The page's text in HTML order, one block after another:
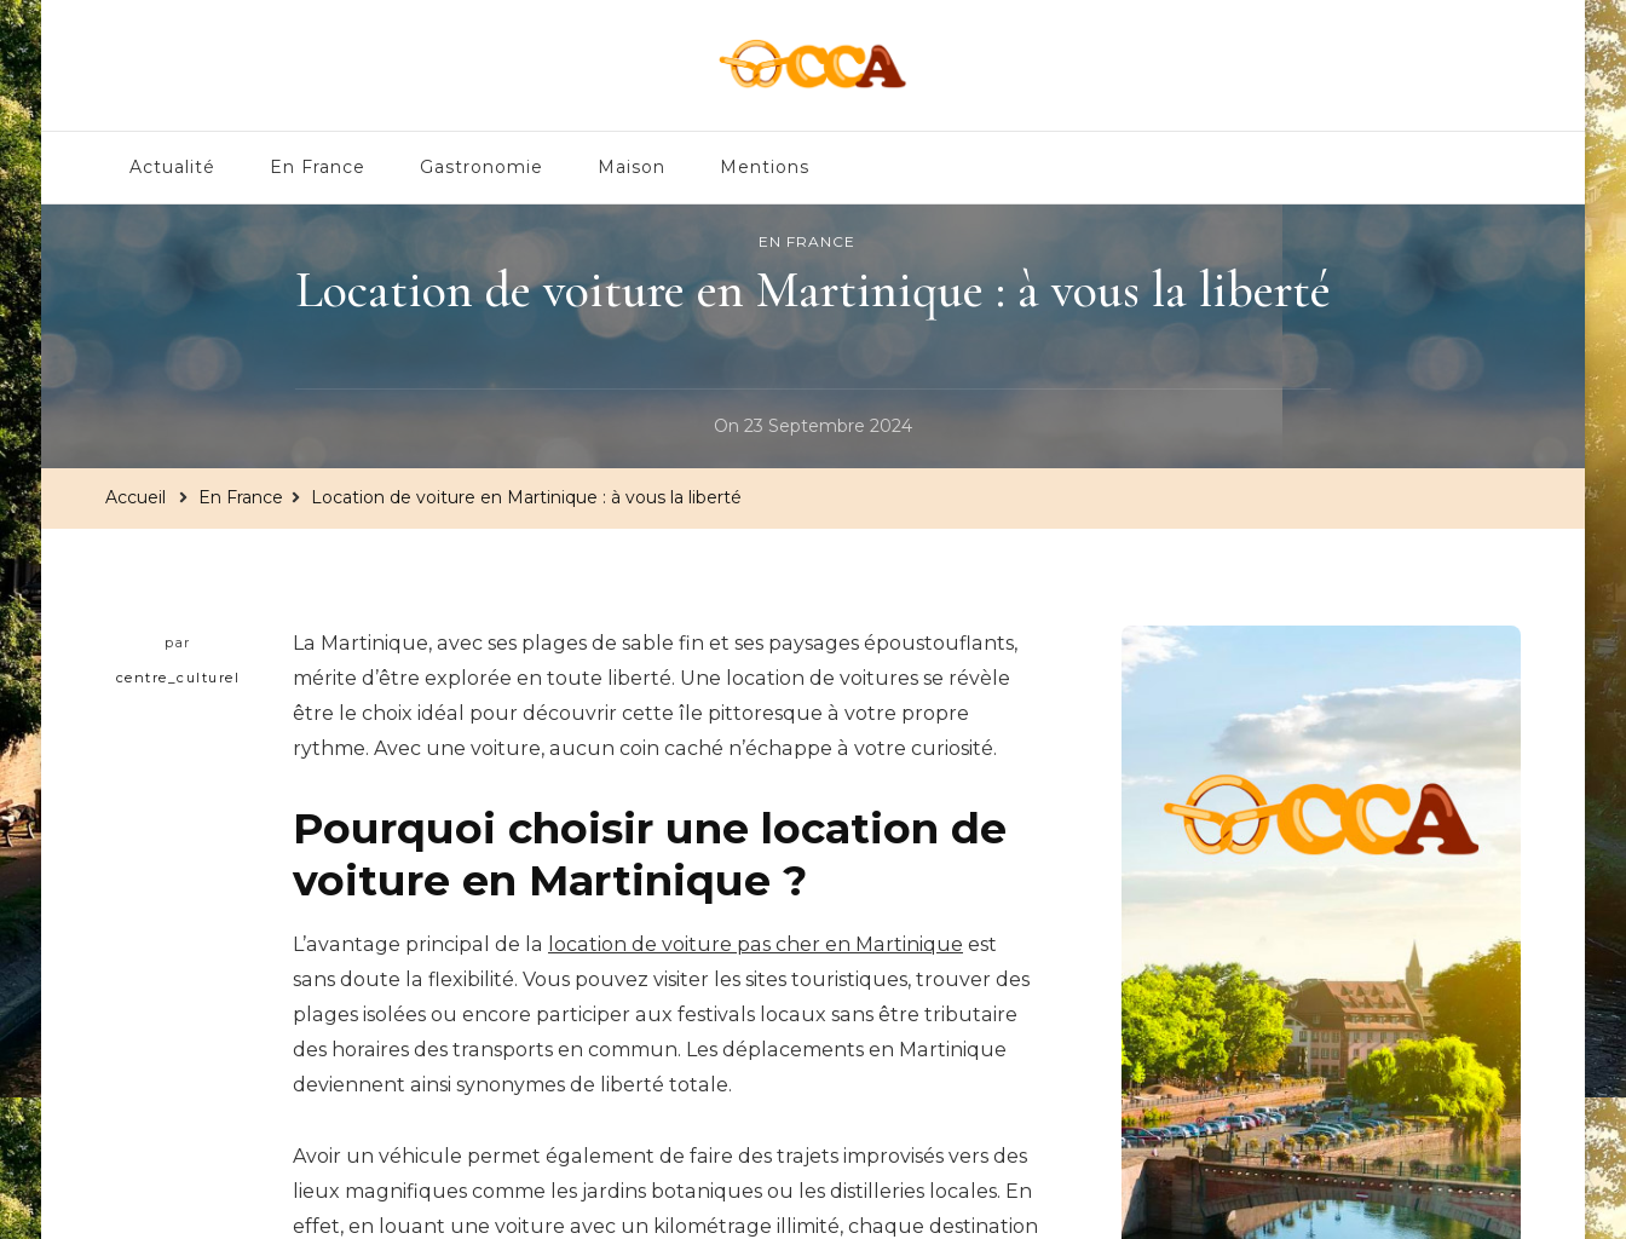
Actualité En France Gastronomie Maison Mentions
EN FRANCE
Location de voiture en Martinique : à vous la liberté
On 23 Septembre 2024
Accueil En France Location de voiture en Martinique : à vous la liberté
par
centre_culturel
La Martinique, avec ses plages de sable fin et ses paysages époustouflants,
mérite d’être explorée en toute liberté. Une location de voitures se révèle
être le choix idéal pour découvrir cette île pittoresque à votre propre
rythme. Avec une voiture, aucun coin caché n’échappe à votre curiosité.
Pourquoi choisir une location de
voiture en Martinique ?
L’avantage principal de la location de voiture pas cher en Martinique est
sans doute la flexibilité. Vous pouvez visiter les sites touristiques, trouver des
plages isolées ou encore participer aux festivals locaux sans être tributaire
des horaires des transports en commun. Les déplacements en Martinique
deviennent ainsi synonymes de liberté totale.
Avoir un véhicule permet également de faire des trajets improvisés vers des
lieux magnifiques comme les jardins botaniques ou les distilleries locales. En
effet, en louant une voiture avec un kilométrage illimité, chaque destination